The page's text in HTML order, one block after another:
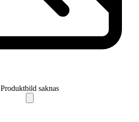
Produktbild saknas